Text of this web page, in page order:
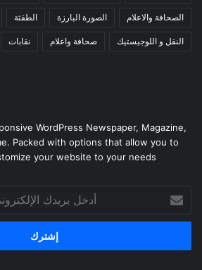
الصحافة والاعلام الصورة البارزة الطقثة
النقل و اللوجيستيك صحافة واعلام نقابات
WordPress Newspaper, Magazine,
Packed with options that allow you to
your website to your needs.
بريدك
الإلكتروني